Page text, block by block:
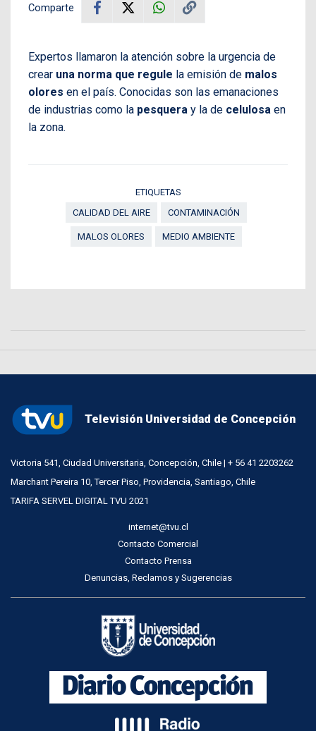
Comparte
Expertos llamaron la atención sobre la urgencia de
crear una norma que regule la emisión de malos
olores en el país. Conocidas son las emanaciones
de industrias como la pesquera y la de celulosa en
la zona.
ETIQUETAS
CALIDAD DEL AIRE
CONTAMINACIÓN
MALOS OLORES MEDIO AMBIENTE
Televisión Universidad de Concepción
Victoria 541, Ciudad Universitaria, Concepción, Chile | + 56 41 2203262
Marchant Pereira 10, Tercer Piso, Providencia, Santiago, Chile
TARIFA SERVEL DIGITAL TVU 2021
internet@tvu.cl
Contacto Comercial
Contacto Prensa
Denuncias, Reclamos y Sugerencias